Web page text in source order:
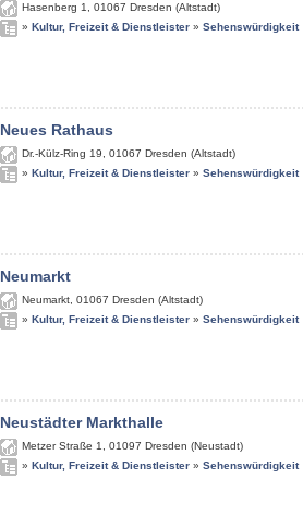
Hasenberg 1 01067 Dresden (Altstadt)
» Kultur, Freizeit & Dienstleister » Sehenswürdigkeit
Neues Rathaus
Dr.-Külz-Ring 19 01067 Dresden (Altstadt)
» Kultur, Freizeit & Dienstleister » Sehenswürdigkeit
Neumarkt
Neumarkt 01067 Dresden (Altstadt)
» Kultur, Freizeit & Dienstleister » Sehenswürdigkeit
Neustädter Markthalle
Metzer Straße 1 01097 Dresden (Neustadt)
» Kultur, Freizeit & Dienstleister » Sehenswürdigkeit